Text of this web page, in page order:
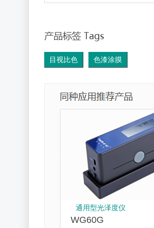
目视比色 色漆涂膜
通用型光泽度仪
WG60G